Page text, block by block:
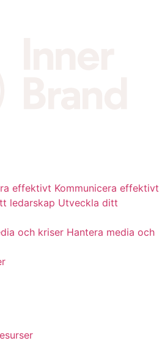
Kommunicera effektivt
Utveckla ditt
Hantera media och